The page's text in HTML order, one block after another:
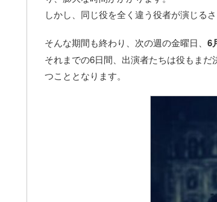
しかし、同じ役を全く違う役者が演じる
そんな期間も終わり、次の週の金曜日、 6
それまでの6日間、出演者たちは役もま
つこととなります。